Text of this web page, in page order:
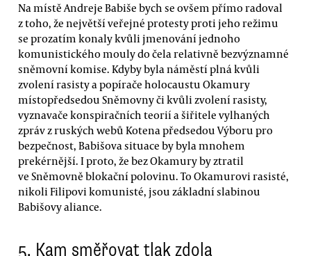
Na místě Andreje Babiše bych se ovšem přímo radoval
z toho, že největší veřejné protesty proti jeho režimu
se prozatím konaly kvůli jmenování jednoho
komunistického mouly do čela relativně bezvýznamné
sněmovní komise. Kdyby byla náměstí plná kvůli
zvolení rasisty a popírače holocaustu Okamury
místopředsedou Sněmovny či kvůli zvolení rasisty,
vyznavače konspiračních teorií a šiřitele vylhaných
zpráv z ruských webů Kotena předsedou Výboru pro
bezpečnost, Babišova situace by byla mnohem
prekérnější. I proto, že bez Okamury by ztratil
ve Sněmovně blokační polovinu. To Okamurovi rasisté,
nikoli Filipovi komunisté, jsou základní slabinou
Babišovy aliance.
5. Kam směřovat tlak zdola